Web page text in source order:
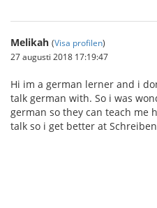
Melikah (Visa profilen)
27 augusti 2018 17:19:47
Hi im a german lerner and i
talk german with. So i was
german so they can teach me
talk so i get better at